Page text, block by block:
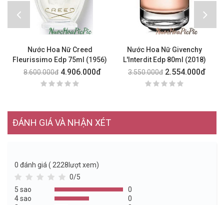
Nước Hoa Nữ Creed
Fleurissimo Edp 75ml (1956)
8.600.000đ 4.906.000đ
Nước Hoa Nữ Givenchy
L'Interdit Edp 80ml (2018)
3.550.000đ 2.554.000đ
ĐÁNH GIÁ VÀ NHẬN XÉT
0 đánh giá ( 2228lượt xem)
0/5
5 sao
0
4 sao
0